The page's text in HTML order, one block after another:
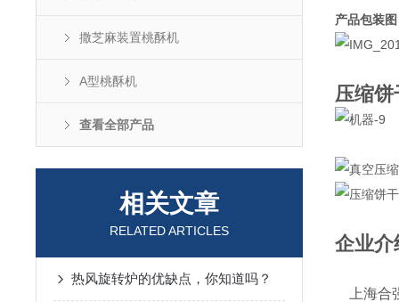
撒芝麻装置桃酥机
A型桃酥机
查看全部产品
相关文章
RELATED ARTICLES
热风旋转炉的优缺点，你知道吗？
产品包装图
压缩
企业介
上海合